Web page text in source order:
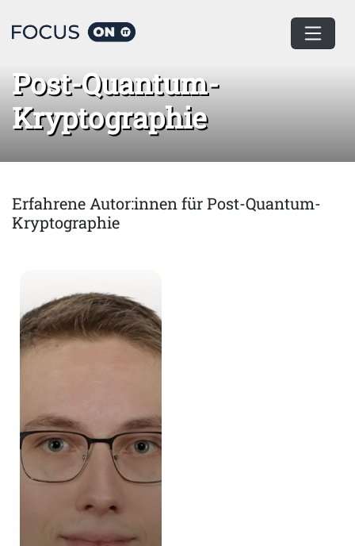
Home Post-Quantum-Kryptographie
Post-Quantum-
Kryptographie
Erfahrene Autor:innen für Post-Quantum-
Kryptographie